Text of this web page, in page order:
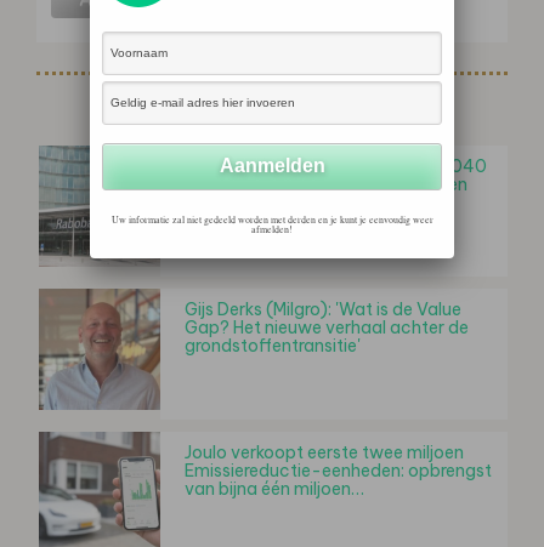
Gerelateerd nieuws
Geactualiseerde Agrofoodvisie 2040
Rabobank: samen op weg naar een
Gijs Derks (Milgro): 'Wat is de Value
Gap? Het nieuwe verhaal achter de
grondstoffentransitie'
Joulo verkoopt eerste twee miljoen
Emissiereductie-eenheden: opbrengst
van bijna één miljoen…
Uw informatie zal niet gedeeld worden met derden en je kunt je eenvoudig weer
afmelden!